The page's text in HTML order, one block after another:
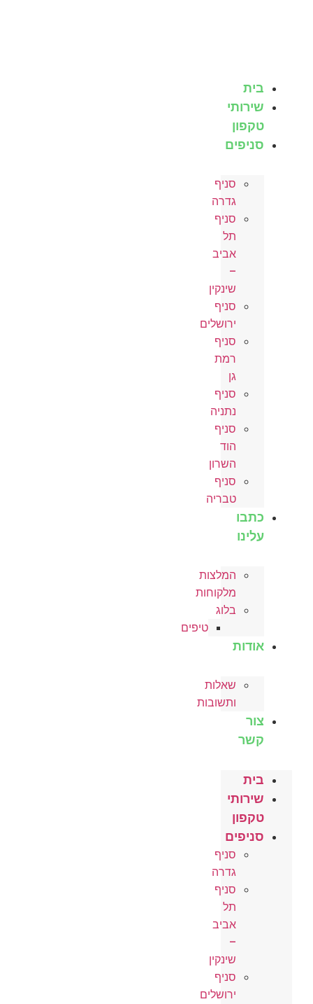
בית
שירותי
טקפון
סניפים
סניף
גדרה
סניף
תל
אביב
–
שינקין
סניף
ירושלים
סניף
רמת
גן
סניף
נתניה
סניף
הוד
השרון
סניף
טבריה
כתבו
עלינו
המלצות
מלקוחות
בלוג
טיפים
אודות
שאלות
ותשובות
צור
קשר
בית
שירותי
טקפון
סניפים
סניף
גדרה
סניף
תל
אביב
–
שינקין
סניף
ירושלים